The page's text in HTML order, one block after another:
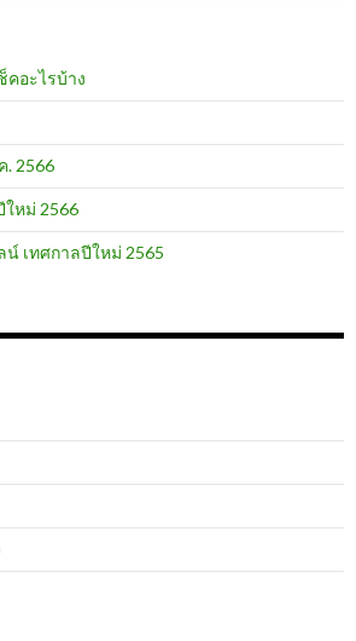
คอะไรบ้าง
. 2566
หม่ 2566
เทศกาลปีใหม่ 2565